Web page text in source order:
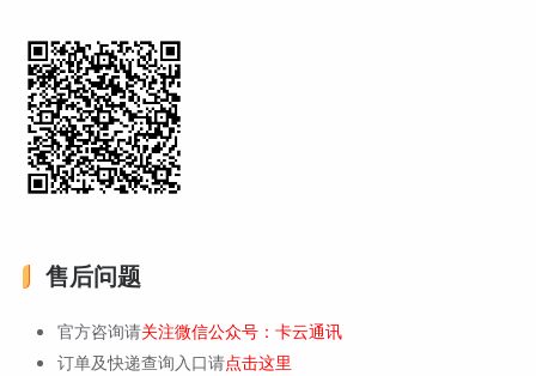
售后问题
官方咨询请关注微信公众号：卡云通讯
订单及快递查询入口请点击这里